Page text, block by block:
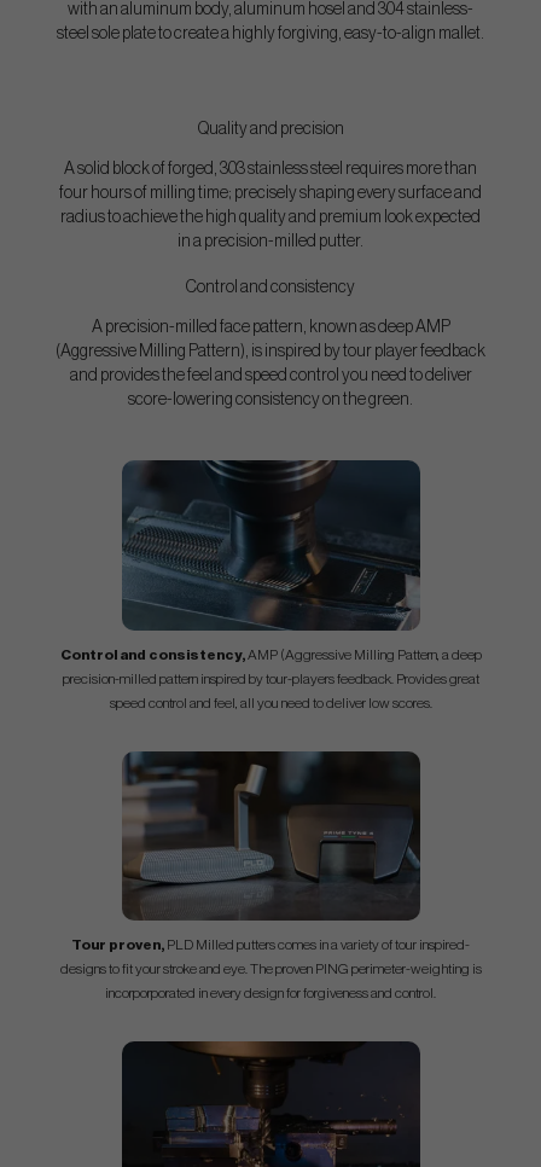
with an aluminum body, aluminum hosel and 304 stainless-
steel sole plate to create a highly forgiving, easy-to-align mallet.
Quality and precision
A solid block of forged, 303 stainless steel requires more than
four hours of milling time; precisely shaping every surface and
radius to achieve the high quality and premium look expected
in a precision-milled putter.
Control and consistency
A precision-milled face pattern, known as deep AMP
(Aggressive Milling Pattern), is inspired by tour player feedback
and provides the feel and speed control you need to deliver
score-lowering consistency on the green.
Control and consistency,AMP (Aggressive Milling Pattern, a deep
precision-milled pattern inspired by tour-players feedback. Provides great
speed control and feel, all you need to deliver low scores.
Tour proven, PLD Milled putters comes in a variety of tour inspired-
designs to fit your stroke and eye. The proven PING perimeter-weighting is
incorporporated in every design for forgiveness and control.